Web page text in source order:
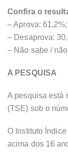
Confira o
– Aprova: 61,2%;
– Desaprova:
– Não sabe /
A PESQUISA
A pesquisa está
(TSE) sob o
O Instituto
acima dos 16